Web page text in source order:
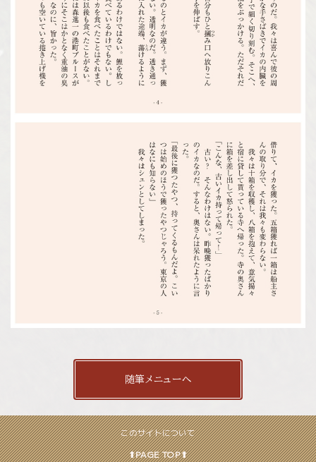
随筆メニューへ
このサイトについて
⬆︎PAGE TOP⬆︎